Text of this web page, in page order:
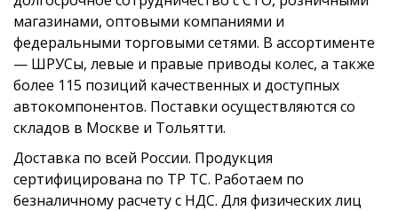
магазинами, оптовыми компаниями и
федеральными торговыми сетями. В ассортименте
— ШРУСы, левые и правые приводы колес, а также
более 115 позиций качественных и доступных
автокомпонентов. Поставки осуществляются со
складов в Москве и Тольятти.
Доставка по всей России. Продукция
сертифицирована по ТР ТС. Работаем по
безналичному расчету с НДС. Для физических лиц